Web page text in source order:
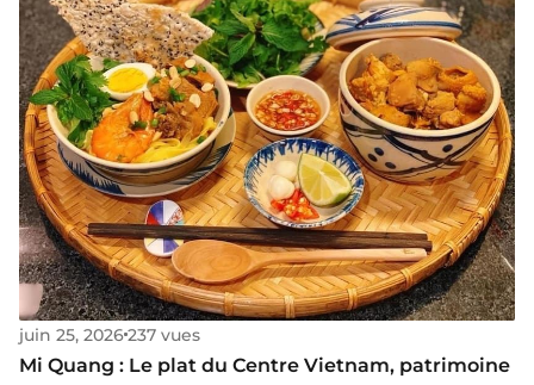
exceptionnelle. Une période idéale pour s'immerger
dans les traditions thaïlandaises, partager des moments
conviviaux avec les habitants et découvrir le royaume
sous son visage le plus authentique.
juin 25, 2026237 vues
Mi Quang : Le plat du Centre Vietnam, patrimoine